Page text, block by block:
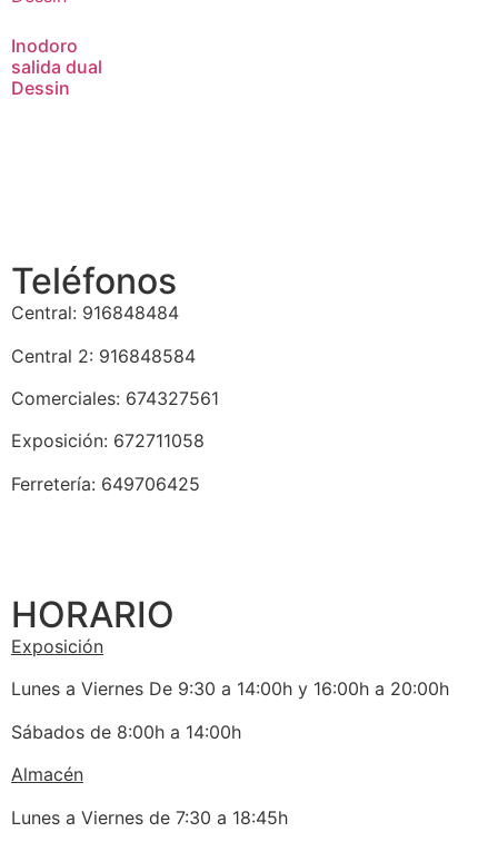
Inodoro
salida dual
Dessin
Teléfonos
Central: 916848484
Central 2: 916848584
Comerciales: 674327561
Exposición: 672711058
Ferretería: 649706425
HORARIO
Exposición
Lunes a Viernes De 9:30 a 14:00h y 16:00h a 20:00h
Sábados de 8:00h a 14:00h
Almacén
Lunes a Viernes de 7:30 a 18:45h